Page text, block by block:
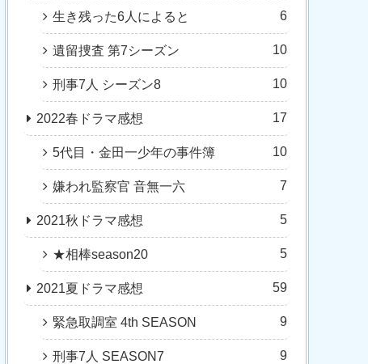
生き残った6人によると 6
遺留捜査 第7シーズン 10
刑事7人 シーズン8 10
2022春ドラマ感想 17
5代目・金田一少年の事件簿 10
嫌われ監察官 音無一六 7
2021秋ドラマ感想 5
★相棒season20 5
2021夏ドラマ感想 59
緊急取調室 4th SEASON 9
刑事7人 SEASON7 9